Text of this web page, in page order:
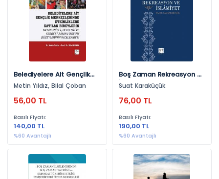
Belediyelere Ait Gençlik
Merkezlerinde Etkinliklere
Katılan Bireylerin
Metin Yıldız, Bilal Çoban
56,00 TL
Basılı Fiyatı:
140,00 TL
%60 Avantajlı
Boş Zaman Rekreasyon Ve
İslamiyet
Suat Karaküçük
76,00 TL
Basılı Fiyatı:
190,00 TL
%60 Avantajlı